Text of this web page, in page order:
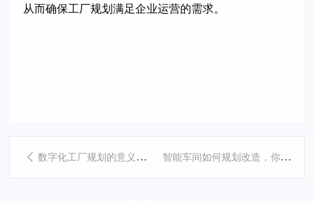
从而确保工厂规划满足企业运营的需求。
数字化工厂规划的意义是什么？ 智能车间如何规划改造，你知道吗？